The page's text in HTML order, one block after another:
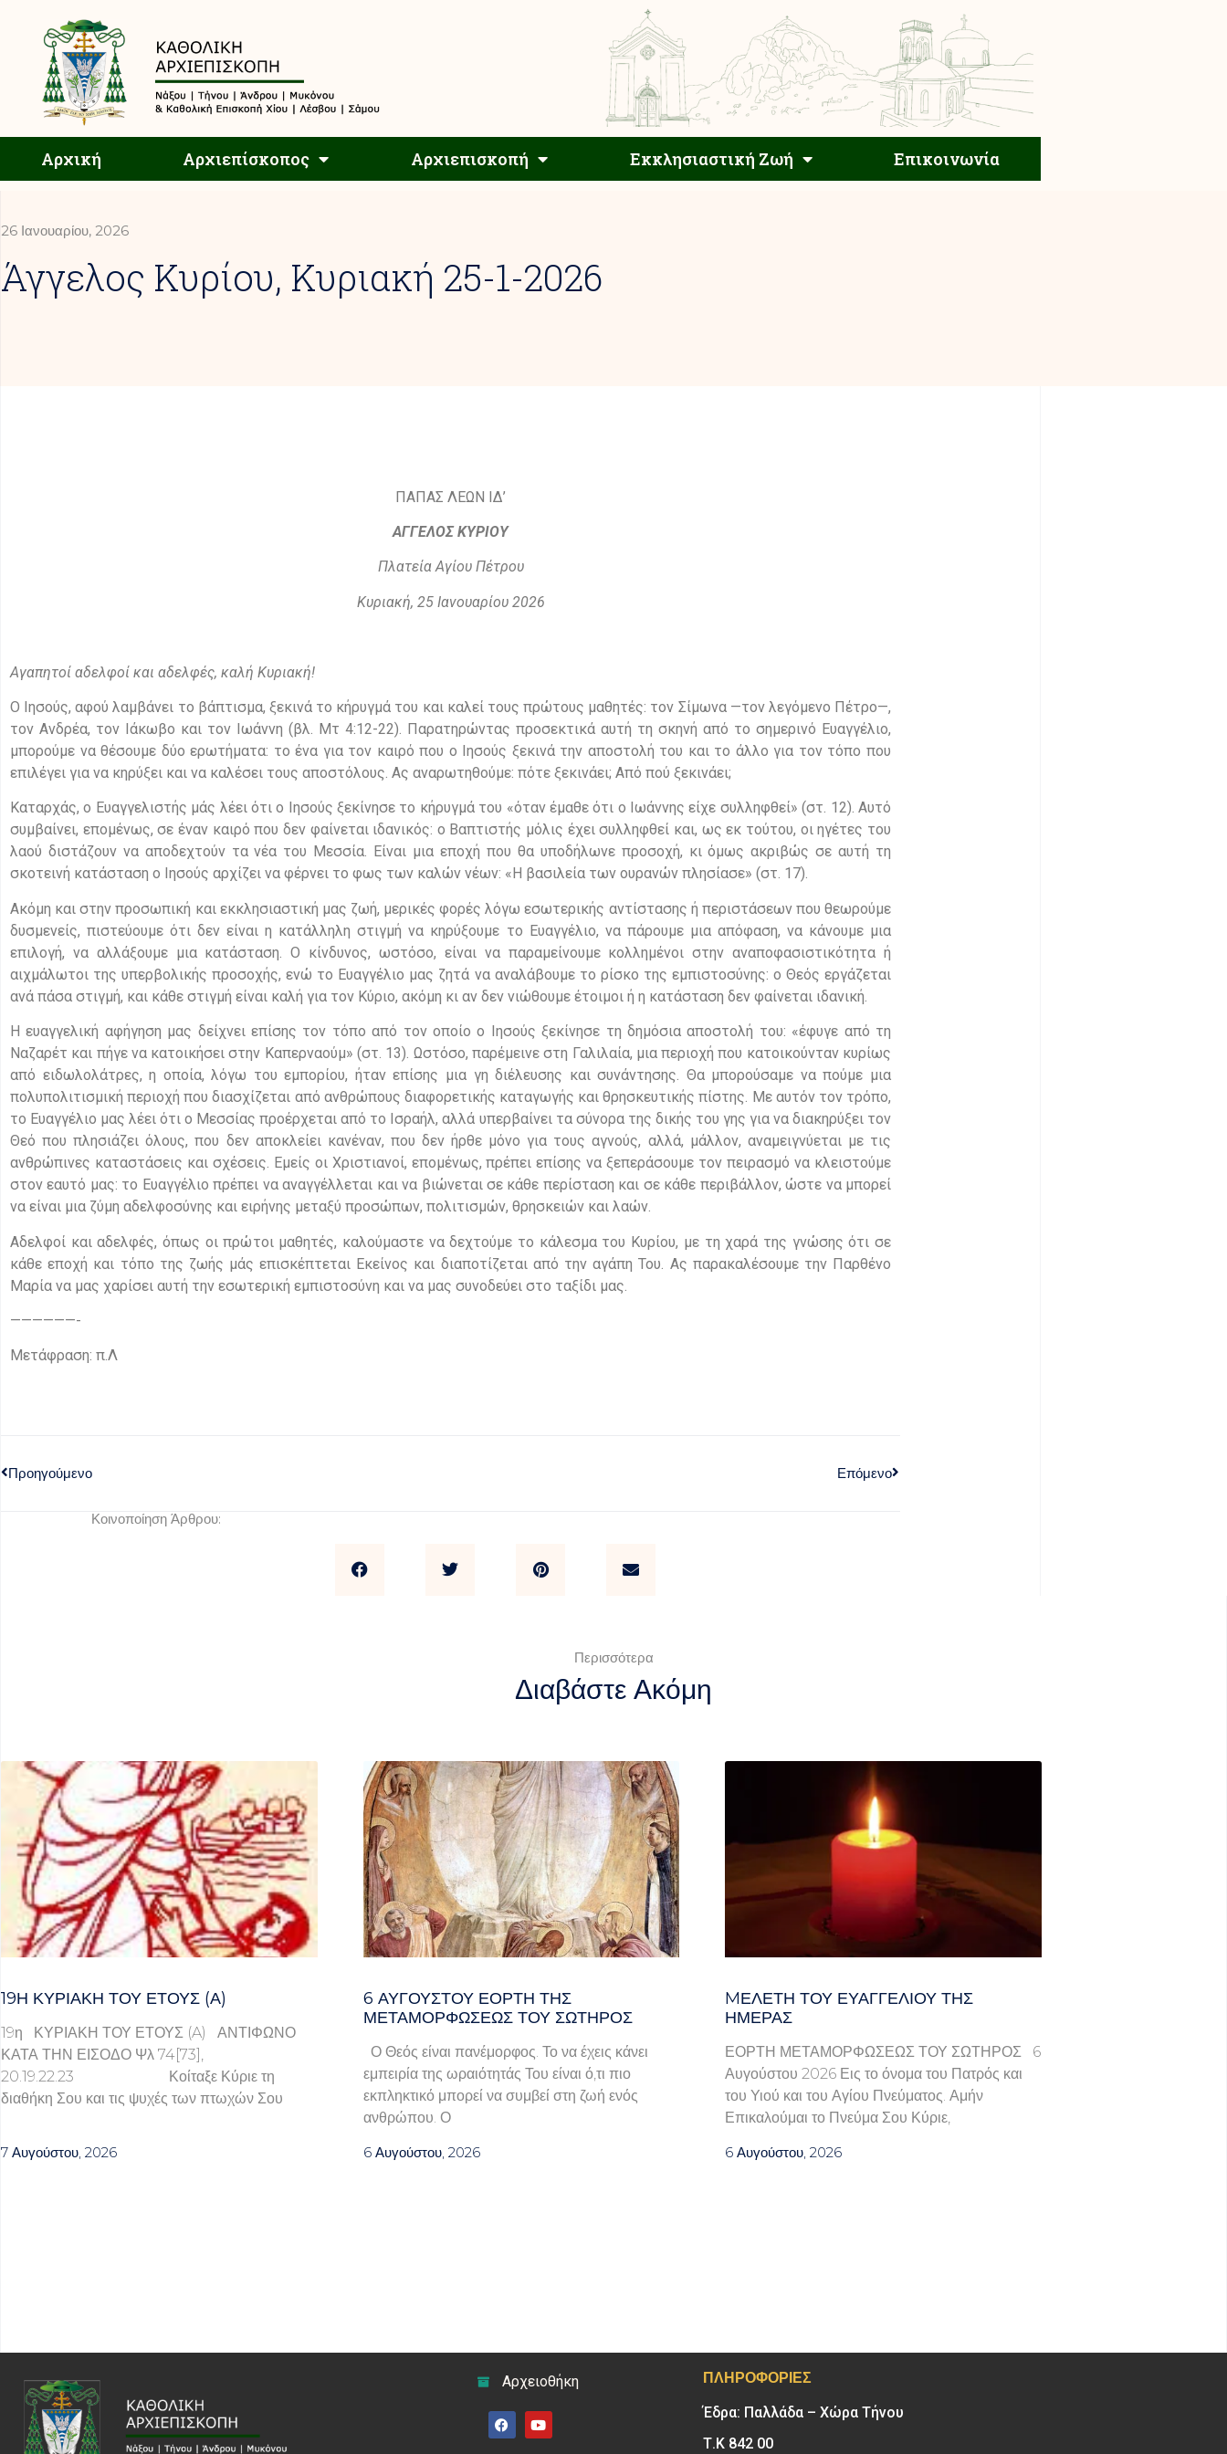
Αρχική Αρχιεπίσκοπος Αρχιεπισκοπή Εκκλησιαστική Ζωή Επικοινωνία
Αρχιεπισκοπή Εκκλησιαστική Ζωή Επικοινωνία
26 Ιανουαρίου, 2026
Άγγελος Κυρίου, Κυριακή 25-1-2026
ΠΑΠΑΣ ΛΕΩΝ ΙΔ’
ΑΓΓΕΛΟΣ ΚΥΡΙΟΥ
Πλατεία Αγίου Πέτρου
Κυριακή, 25 Ιανουαρίου 2026
Αγαπητοί αδελφοί και αδελφές, καλή Κυριακή!
Ο Ιησούς, αφού λαμβάνει το βάπτισμα, ξεκινά το κήρυγμά του και καλεί τους πρώτους μαθητές: τον Σίμωνα —τον λεγόμενο Πέτρο—,
τον Ανδρέα, τον Ιάκωβο και τον Ιωάννη (βλ. Μτ 4:12-22). Παρατηρώντας προσεκτικά αυτή τη σκηνή από το σημερινό Ευαγγέλιο,
μπορούμε να θέσουμε δύο ερωτήματα: το ένα για τον καιρό που ο Ιησούς ξεκινά την αποστολή του και το άλλο για τον τόπο που
επιλέγει για να κηρύξει και να καλέσει τους αποστόλους. Ας αναρωτηθούμε: πότε ξεκινάει; Από πού ξεκινάει;
Καταρχάς, ο Ευαγγελιστής μάς λέει ότι ο Ιησούς ξεκίνησε το κήρυγμά του «όταν έμαθε ότι ο Ιωάννης είχε συλληφθεί» (στ. 12). Αυτό
συμβαίνει, επομένως, σε έναν καιρό που δεν φαίνεται ιδανικός: ο Βαπτιστής μόλις έχει συλληφθεί και, ως εκ τούτου, οι ηγέτες του
λαού διστάζουν να αποδεχτούν τα νέα του Μεσσία. Είναι μια εποχή που θα υποδήλωνε προσοχή, κι όμως ακριβώς σε αυτή τη
σκοτεινή κατάσταση ο Ιησούς αρχίζει να φέρνει το φως των καλών νέων: «Η βασιλεία των ουρανών πλησίασε» (στ. 17).
Ακόμη και στην προσωπική και εκκλησιαστική μας ζωή, μερικές φορές λόγω εσωτερικής αντίστασης ή περιστάσεων που θεωρούμε
δυσμενείς, πιστεύουμε ότι δεν είναι η κατάλληλη στιγμή να κηρύξουμε το Ευαγγέλιο, να πάρουμε μια απόφαση, να κάνουμε μια
επιλογή, να αλλάξουμε μια κατάσταση. Ο κίνδυνος, ωστόσο, είναι να παραμείνουμε κολλημένοι στην αναποφασιστικότητα ή
αιχμάλωτοι της υπερβολικής προσοχής, ενώ το Ευαγγέλιο μας ζητά να αναλάβουμε το ρίσκο της εμπιστοσύνης: ο Θεός εργάζεται
ανά πάσα στιγμή, και κάθε στιγμή είναι καλή για τον Κύριο, ακόμη κι αν δεν νιώθουμε έτοιμοι ή η κατάσταση δεν φαίνεται ιδανική.
Η ευαγγελική αφήγηση μας δείχνει επίσης τον τόπο από τον οποίο ο Ιησούς ξεκίνησε τη δημόσια αποστολή του: «έφυγε από τη
Ναζαρέτ και πήγε να κατοικήσει στην Καπερναούμ» (στ. 13). Ωστόσο, παρέμεινε στη Γαλιλαία, μια περιοχή που κατοικούνταν κυρίως
από ειδωλολάτρες, η οποία, λόγω του εμπορίου, ήταν επίσης μια γη διέλευσης και συνάντησης. Θα μπορούσαμε να πούμε μια
πολυπολιτισμική περιοχή που διασχίζεται από ανθρώπους διαφορετικής καταγωγής και θρησκευτικής πίστης. Με αυτόν τον τρόπο,
το Ευαγγέλιο μας λέει ότι ο Μεσσίας προέρχεται από το Ισραήλ, αλλά υπερβαίνει τα σύνορα της δικής του γης για να διακηρύξει τον
Θεό που πλησιάζει όλους, που δεν αποκλείει κανέναν, που δεν ήρθε μόνο για τους αγνούς, αλλά, μάλλον, αναμειγνύεται με τις
ανθρώπινες καταστάσεις και σχέσεις. Εμείς οι Χριστιανοί, επομένως, πρέπει επίσης να ξεπεράσουμε τον πειρασμό να κλειστούμε
στον εαυτό μας: το Ευαγγέλιο πρέπει να αναγγέλλεται και να βιώνεται σε κάθε περίσταση και σε κάθε περιβάλλον, ώστε να μπορεί
να είναι μια ζύμη αδελφοσύνης και ειρήνης μεταξύ προσώπων, πολιτισμών, θρησκειών και λαών.
Αδελφοί και αδελφές, όπως οι πρώτοι μαθητές, καλούμαστε να δεχτούμε το κάλεσμα του Κυρίου, με τη χαρά της γνώσης ότι σε
κάθε εποχή και τόπο της ζωής μάς επισκέπτεται Εκείνος και διαποτίζεται από την αγάπη Του. Ας παρακαλέσουμε την Παρθένο
Μαρία να μας χαρίσει αυτή την εσωτερική εμπιστοσύνη και να μας συνοδεύει στο ταξίδι μας.
——————-
Μετάφραση: π.Λ
Προηγούμενο Επόμενο
Κοινοποίηση Άρθρου:
Περισσότερα
Διαβάστε Ακόμη
19Η ΚΥΡΙΑΚΉ ΤΟΥ ΈΤΟΥΣ (Α)
19η ΚΥΡΙΑΚΗ ΤΟΥ ΕΤΟΥΣ (A) ΑΝΤΙΦΩΝΟ
ΚΑΤΑ ΤΗΝ ΕΙΣΟΔΟ Ψλ 74[73],
20.19.22.23 Κοίταξε Κύριε τη
διαθήκη Σου και τις ψυχές των πτωχών Σου
7 Αυγούστου, 2026
6 ΑΥΓΟΥΣΤΟΥ ΕΟΡΤΗ ΤΗΣ
ΜΕΤΑΜΟΡΦΩΣΕΩΣ ΤΟΥ ΣΩΤΗΡΟΣ
Ο Θεός είναι πανέμορφος. Το να έχεις κάνει
εμπειρία της ωραιότητάς Του είναι ό,τι πιο
εκπληκτικό μπορεί να συμβεί στη ζωή ενός
ανθρώπου. Ο
6 Αυγούστου, 2026
MΕΛΈΤΗ ΤΟΥ ΕΥΑΓΓΕΛΊΟΥ ΤΗΣ
ΗΜΈΡΑΣ
ΕΟΡΤΗ ΜΕΤΑΜΟΡΦΩΣΕΩΣ ΤΟΥ ΣΩΤΗΡΟΣ 6
Αυγούστου 2026 Εις το όνομα του Πατρός και
του Υιού και του Αγίου Πνεύματος. Αμήν
Επικαλούμαι το Πνεύμα Σου Κύριε,
6 Αυγούστου, 2026
Αρχειοθήκη
ΠΛΗΡΟΦΟΡΊΕΣ
Έδρα: Παλλάδα – Χώρα Τήνου
Τ.Κ 842 00